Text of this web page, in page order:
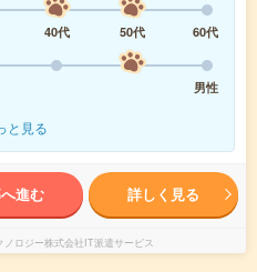
40代 50代
60代
男性
と見る
進む 詳しく見る
ノロジー株式会社IT派遣サービス